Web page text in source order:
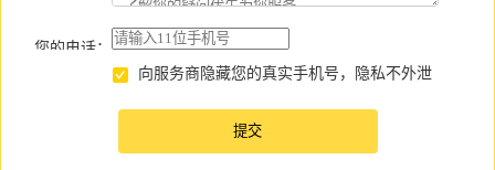
您的电话：
向服务商隐藏您的真实手机号，隐私不外泄